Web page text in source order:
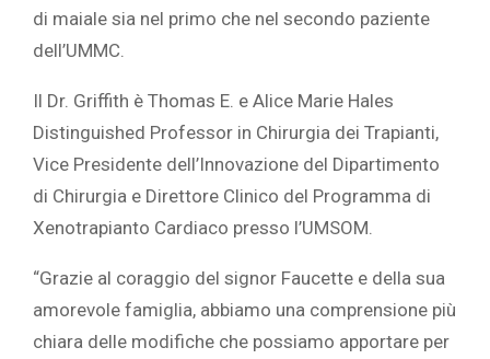
di maiale sia nel primo che nel secondo paziente
dell’UMMC.
Il Dr. Griffith è Thomas E. e Alice Marie Hales
Distinguished Professor in Chirurgia dei Trapianti,
Vice Presidente dell’Innovazione del Dipartimento
di Chirurgia e Direttore Clinico del Programma di
Xenotrapianto Cardiaco presso l’UMSOM.
“Grazie al coraggio del signor Faucette e della sua
amorevole famiglia, abbiamo una comprensione più
chiara delle modifiche che possiamo apportare per